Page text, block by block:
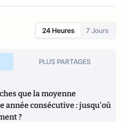
24 Heures 7 Jours
PLUS PARTAGES
que la moyenne
année consécutive : jusqu'où
?